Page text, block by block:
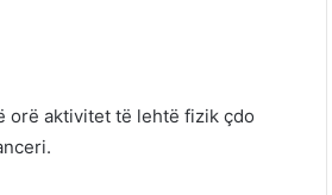
orë aktivitet të lehtë fizik çdo